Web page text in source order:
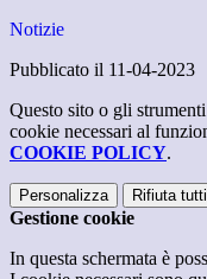
Notizie
Pubblicato il 11-04-2023
Questo sito o gli
cookie necessari al
COOKIE POLICY.
Personalizza Rifiuta tutti
Gestione cookie
In questa schermata è